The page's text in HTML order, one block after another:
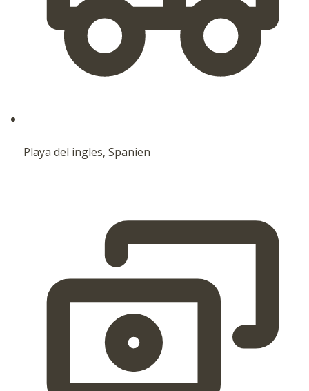
Playa del ingles, Spanien